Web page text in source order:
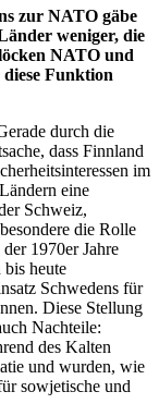
zur NATO gäbe
weniger, die
NATO und
Funktion
durch die
dass Finnland
im
eine
Schweiz,
die Rolle
1970er Jahre
heute
Schwedens für
Diese Stellung
Nachteile:
des Kalten
und wurden, wie
sowjetische und